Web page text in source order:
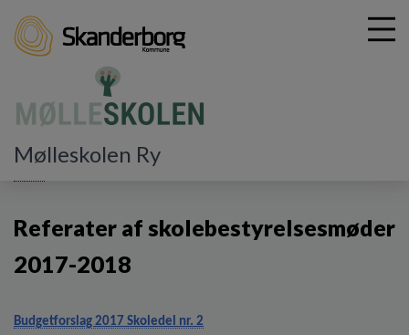
Mølleskolen Ry
Referater af skolebestyrelsesmøder
2017-2018
Budgetforslag 2017 Skoledel nr. 2